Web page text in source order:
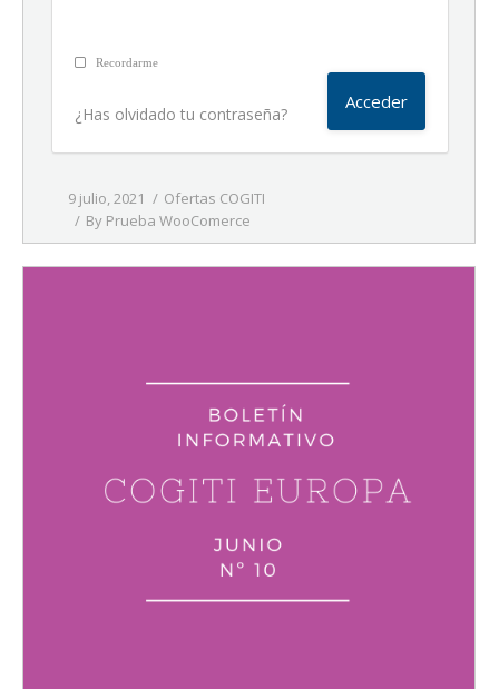
Recordarme
¿Has olvidado tu contraseña?
9 julio, 2021
Ofertas COGITI
By Prueba WooComerce